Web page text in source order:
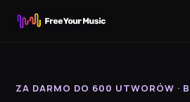
ZA DARMO DO 600 UTWORÓW ·